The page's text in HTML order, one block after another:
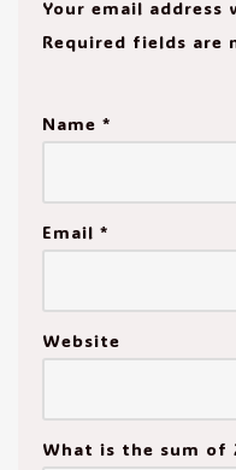
Your email
Required fields are
Name *
Email *
Website
What is the sum of